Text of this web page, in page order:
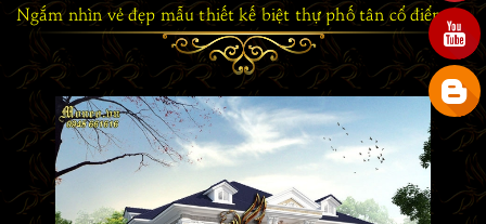
Ngắm nhìn vẻ đẹp mẫu thiết kế biệt thự phố tân cổ điển 7 tầng bề thế